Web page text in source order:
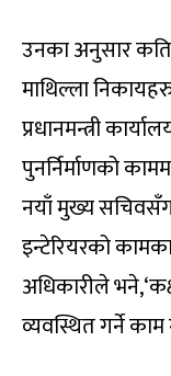
उनका अनुसार
माथिल्ला
प्रधानमन्त्री
पुनर्निर्माणको
नयाँ मुख्य
इन्टेरियरको
अधिकारीले
व्यवस्थित गर्ने काम